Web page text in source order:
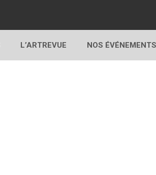
L’ARTREVUE NOS